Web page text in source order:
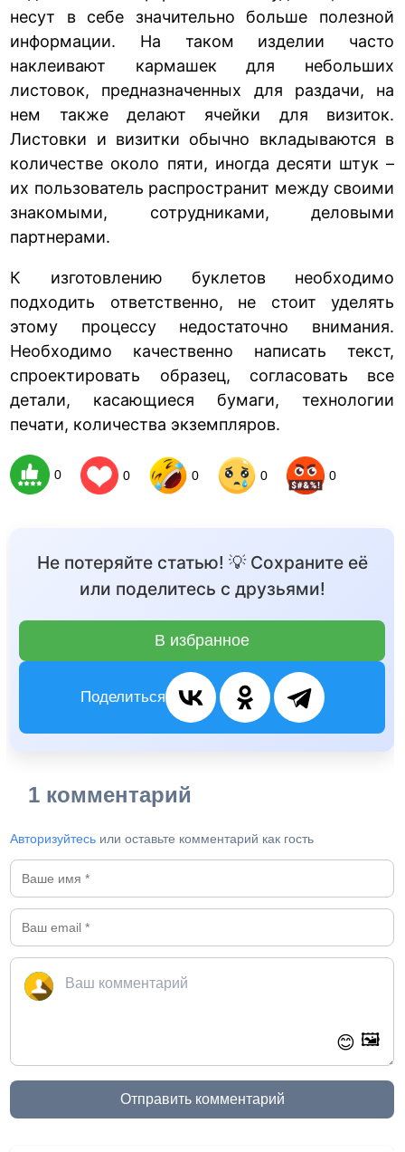
несут в себе значительно больше полезной
информации. На таком изделии часто
наклеивают кармашек для небольших
листовок, предназначенных для раздачи, на
нем также делают ячейки для визиток.
Листовки и визитки обычно вкладываются в
количестве около пяти, иногда десяти штук –
их пользователь распространит между своими
знакомыми, сотрудниками, деловыми
партнерами.
К изготовлению буклетов необходимо
подходить ответственно, не стоит уделять
этому процессу недостаточно внимания.
Необходимо качественно написать текст,
спроектировать образец, согласовать все
детали, касающиеся бумаги, технологии
печати, количества экземпляров.
0 0 0 0 0
Не потеряйте статью! 💡 Сохраните её
или поделитесь с друзьями!
В избранное
Поделиться
1 комментарий
Авторизуйтесь или оставьте комментарий как гость
😊 🖼️
Отправить комментарий